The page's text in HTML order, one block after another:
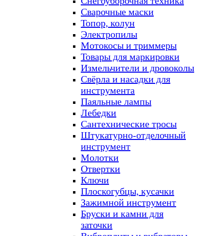
Сварочные маски
Топор, колун
Электропилы
Мотокосы и триммеры
Товары для маркировки
Измельчители и дровоколы
Свёрла и насадки для
инструмента
Паяльные лампы
Лебедки
Сантехнические тросы
Штукатурно-отделочный
инструмент
Молотки
Отвертки
Ключи
Плоскогубцы, кусачки
Зажимной инструмент
Бруски и камни для
заточки